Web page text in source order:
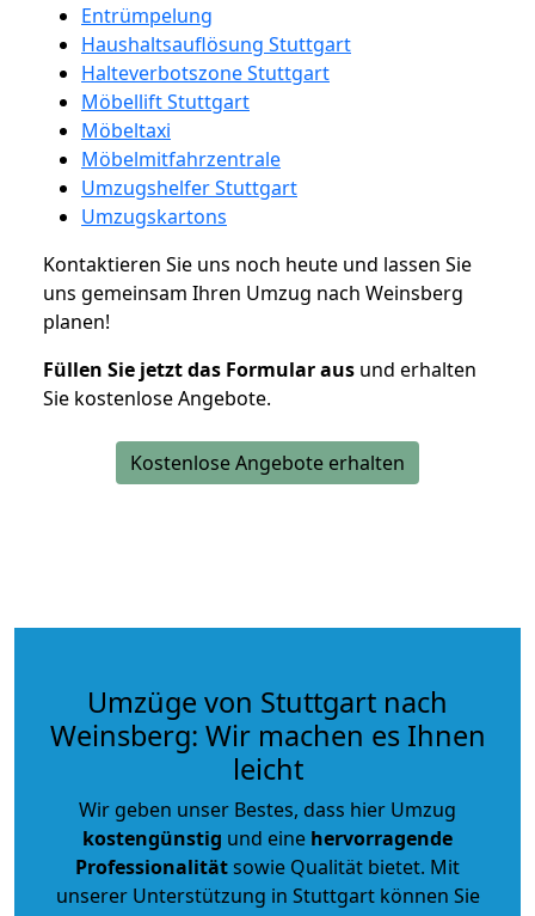
Entrümpelung
Haushaltsauflösung Stuttgart
Halteverbotszone Stuttgart
Möbellift Stuttgart
Möbeltaxi
Möbelmitfahrzentrale
Umzugshelfer Stuttgart
Umzugskartons
Kontaktieren Sie uns noch heute und lassen Sie
uns gemeinsam Ihren Umzug nach Weinsberg
planen!
Füllen Sie jetzt das Formular aus und erhalten
Sie kostenlose Angebote.
Kostenlose Angebote erhalten
Umzüge von Stuttgart nach
Weinsberg: Wir machen es Ihnen
leicht
Wir geben unser Bestes, dass hier Umzug
kostengünstig und eine hervorragende
Professionalitätsowie Qualität bietet. Mit
unserer Unterstützung in Stuttgart können Sie